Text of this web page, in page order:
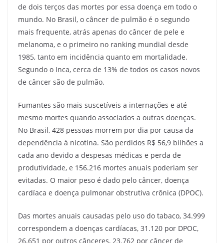
de dois terços das mortes por essa doença em todo o
mundo. No Brasil, o câncer de pulmão é o segundo
mais frequente, atrás apenas do câncer de pele e
melanoma, e o primeiro no ranking mundial desde
1985, tanto em incidência quanto em mortalidade.
Segundo o Inca, cerca de 13% de todos os casos novos
de câncer são de pulmão.
Fumantes são mais suscetíveis a internações e até
mesmo mortes quando associados a outras doenças.
No Brasil, 428 pessoas morrem por dia por causa da
dependência à nicotina. São perdidos R$ 56,9 bilhões a
cada ano devido a despesas médicas e perda de
produtividade, e 156.216 mortes anuais poderiam ser
evitadas. O maior peso é dado pelo câncer, doença
cardíaca e doença pulmonar obstrutiva crônica (DPOC).
Das mortes anuais causadas pelo uso do tabaco, 34.999
correspondem a doenças cardíacas, 31.120 por DPOC,
26.651 por outros cânceres, 23.762 por câncer de